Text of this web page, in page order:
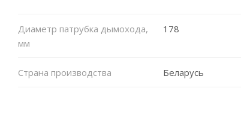
Диаметр патрубка дымохода,
мм
178
Страна производства Беларусь